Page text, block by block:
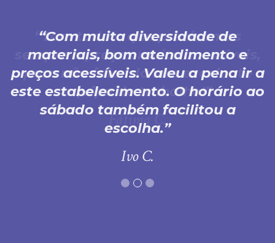
Com muita diversidade de
materiais, bom atendimento e
preços acessíveis. Valeu a pena ir a
este estabelecimento. O horário ao
sábado também facilitou a
escolha.
Ivo C.